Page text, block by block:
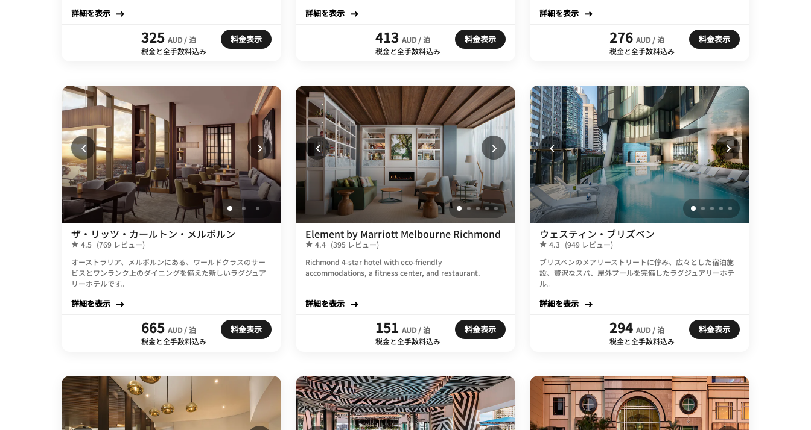
詳細を表示
325 AUD / 泊
税金と全手数料込み
料金表示
詳細を表示
413 AUD / 泊
税金と全手数料込み
料金表示
詳細を表示
276 AUD / 泊
税金と全手数料込み
料金表示
ザ・リッツ・カールトン・メルボルン
4.5 (769 レビュー)
オーストラリア、メルボルンにある、ワールドクラスのサー
ビスとワンランク上のダイニングを備えた新しいラグジュア
リーホテルです。
詳細を表示
665 AUD / 泊
税金と全手数料込み
料金表示
Element by Marriott Melbourne Richmond
4.4 (395 レビュー)
Richmond 4-star hotel with eco-friendly
accommodations, a fitness center, and restaurant.
詳細を表示
151 AUD / 泊
税金と全手数料込み
料金表示
ウェスティン・ブリズベン
4.3 (949 レビュー)
ブリスベンのメアリーストリートに佇み、広々とした宿泊施
設、贅沢なスパ、屋外プールを完備したラグジュアリーホテ
ル。
詳細を表示
294 AUD / 泊
税金と全手数料込み
料金表示